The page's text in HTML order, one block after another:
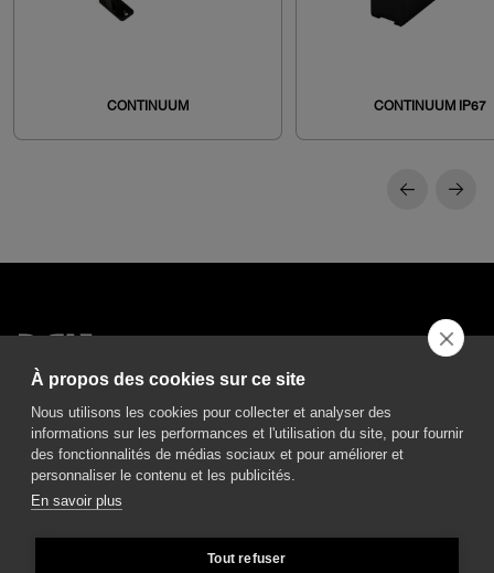
CONTINUUM CONTINUUM IP67
50013 Campi Bisenzio Firenze - Italy
À propos des cookies sur ce site
Nous utilisons les cookies pour collecter et analyser des
informations sur les performances et l'utilisation du site, pour fournir
des fonctionnalités de médias sociaux et pour améliorer et
personnaliser le contenu et les publicités.
En savoir plus
Tout refuser